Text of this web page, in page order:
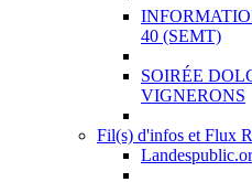
40 (SEMT)
SOIRÉE
VIGNERONS
Fil(s) d'infos et Flux